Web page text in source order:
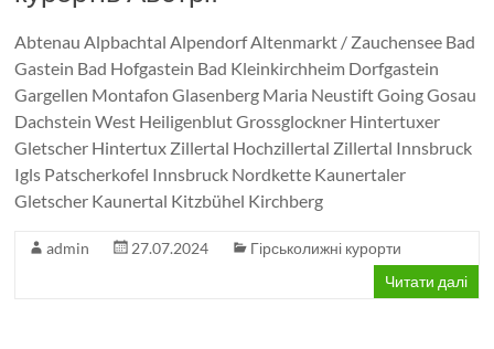
Abtenau Alpbachtal Alpendorf Altenmarkt / Zauchensee Bad
Gastein Bad Hofgastein Bad Kleinkirchheim Dorfgastein
Gargellen Montafon Glasenberg Maria Neustift Going Gosau
Dachstein West Heiligenblut Grossglockner Hintertuxer
Gletscher Hintertux Zillertal Hochzillertal Zillertal Innsbruck
Igls Patscherkofel Innsbruck Nordkette Kaunertaler
Gletscher Kaunertal Kitzbühel Kirchberg
admin 27.07.2024
Гірськолижні курорти
Читати далі